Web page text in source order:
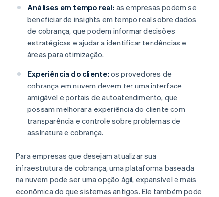
Análises em tempo real: as empresas podem se
beneficiar de insights em tempo real sobre dados
de cobrança, que podem informar decisões
estratégicas e ajudar a identificar tendências e
áreas para otimização.
Experiência do cliente: os provedores de
cobrança em nuvem devem ter uma interface
amigável e portais de autoatendimento, que
possam melhorar a experiência do cliente com
transparência e controle sobre problemas de
assinatura e cobrança.
Para empresas que desejam atualizar sua
infraestrutura de cobrança, uma plataforma baseada
na nuvem pode ser uma opção ágil, expansível e mais
econômica do que sistemas antigos. Ele também pode